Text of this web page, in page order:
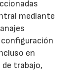
mediante
en
trabajo,